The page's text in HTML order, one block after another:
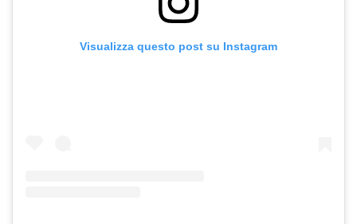
Visualizza questo post su Instagram